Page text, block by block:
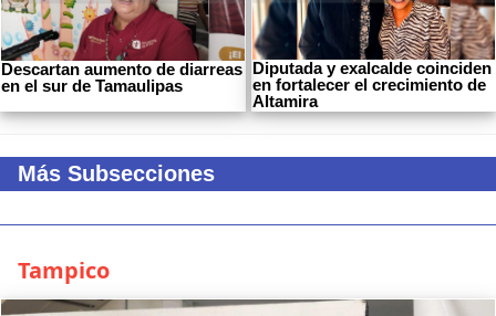
Descartan aumento de diarreas
en el sur de Tamaulipas
Diputada y exalcalde coinciden
en fortalecer el crecimiento de
Altamira
Más Subsecciones
Tampico